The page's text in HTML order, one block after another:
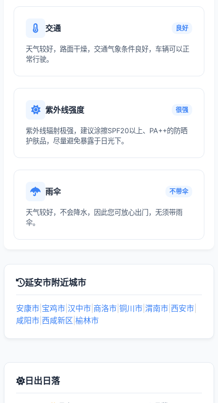
交通 良好
天气较好，路面干燥，交通气象条件良好，车辆可以正
常行驶。
紫外线强度 很强
紫外线辐射极强，建议涂擦SPF20以上、PA++的防晒
护肤品，尽量避免暴露于日光下。
雨伞 不带伞
天气较好，不会降水，因此您可放心出门，无须带雨
伞。
延安市附近城市
安康市 宝鸡市 汉中市 商洛市 铜川市 渭南市 西安市
咸阳市 西咸新区 榆林市
日出日落